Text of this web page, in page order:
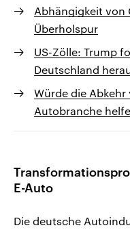
Abhängigkeit von
Überholspur
US-Zölle: Trump
Deutschland
Würde die
Autobranche
E-Auto
Die deutsche